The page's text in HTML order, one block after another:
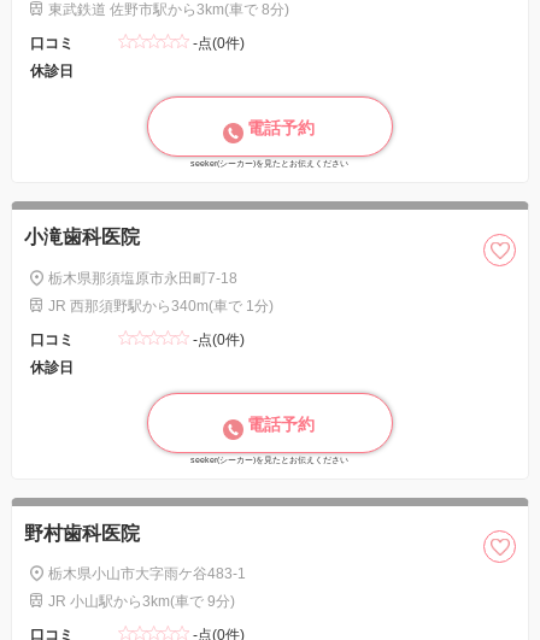
東武鉄道 佐野市駅から3km(車で 8分)
口コミ
-点(0件)
休診日
電話予約
seeker(シーカー)を見たとお伝えください
小滝歯科医院
栃木県那須塩原市永田町7-18
JR 西那須野駅から340m(車で 1分)
口コミ
-点(0件)
休診日
電話予約
seeker(シーカー)を見たとお伝えください
野村歯科医院
栃木県小山市大字雨ケ谷483-1
JR 小山駅から3km(車で 9分)
口コミ
-点(0件)